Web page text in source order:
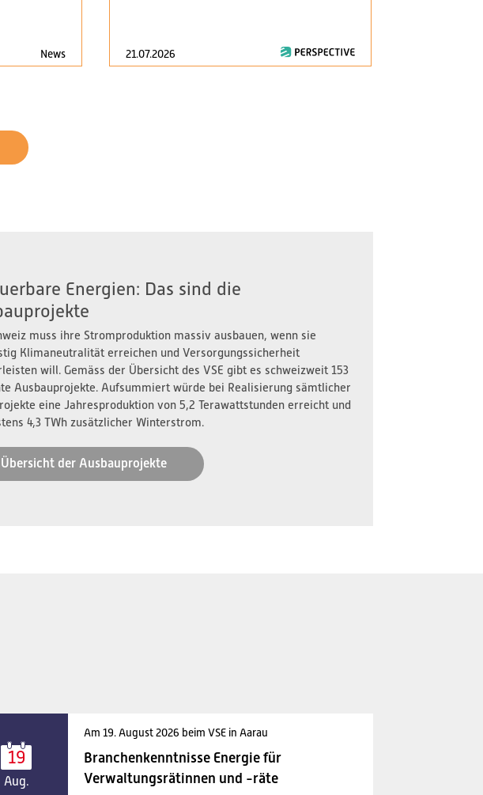
News 21.07.2026
Energien: Das sind die
muss ihre Stromproduktion massiv ausbauen, wenn sie
Klimaneutralität erreichen und Versorgungssicherheit
will. Gemäss der Übersicht des VSE gibt es schweizweit 153
Ausbauprojekte. Aufsummiert würde bei Realisierung sämtlicher
eine Jahresproduktion von 5,2 Terawattstunden erreicht und
4,3 TWh zusätzlicher Winterstrom.
Übersicht der Ausbauprojekte
19
Aug.
Am 19. August 2026 beim VSE in Aarau
Branchenkenntnisse Energie für
Verwaltungsrätinnen und -räte